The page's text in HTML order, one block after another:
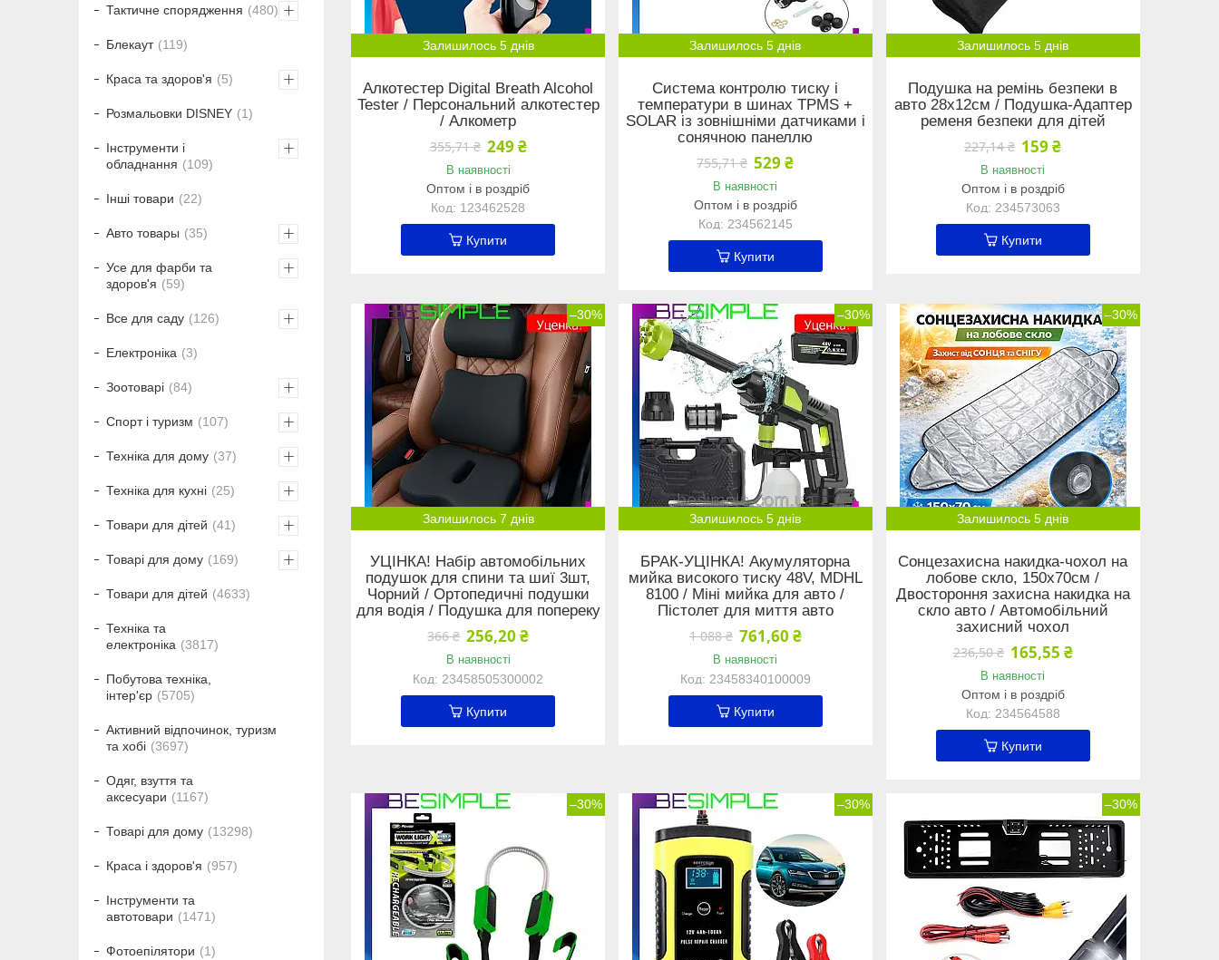
Залишилось 5 днів
Алкотестер Digital Breath Alcohol
Tester / Персональний алкотестер
/ Алкометр
355,71 ₴ 249 ₴
В наявності
Оптом і в роздріб
123462528
Купити
Залишилось 5 днів
Система контролю тиску і
температури в шинах TPMS +
SOLAR із зовнішніми датчиками і
сонячною панеллю
755,71 ₴ 529 ₴
В наявності
Оптом і в роздріб
234562145
Купити
Залишилось 5 днів
Подушка на ремінь безпеки в
авто 28х12см / Подушка-Адаптер
ременя безпеки для дітей
227,14 ₴ 159 ₴
В наявності
Оптом і в роздріб
234573063
Купити
–30%
Залишилось 7 днів
УЦІНКА! Набір автомобільних
подушок для спини та шиї 3шт,
Чорний / Ортопедичні подушки
для водія / Подушка для попереку
366 ₴ 256,20 ₴
В наявності
23458505300002
Купити
–30%
Залишилось 5 днів
БРАК-УЦІНКА! Акумуляторна
мийка високого тиску 48V, MDHL
8100 / Міні мийка для авто /
Пістолет для миття авто
1 088 ₴ 761,60 ₴
В наявності
23458340100009
Купити
–30%
Залишилось 5 днів
Сонцезахисна накидка-чохол на
лобове скло, 150х70см /
Двостороння захисна накидка на
скло авто / Автомобільний
захисний чохол
236,50 ₴ 165,55 ₴
В наявності
Оптом і в роздріб
234564588
Купити
–30% –30% –30%
Тактичне спорядження 480
Блекаут 119
Краса та здоров'я 5
Розмальовки DISNEY 1
Інструменти і
обладнання
109
Інші товари 22
Авто товары 35
Усе для фарби та
здоров'я
59
Все для саду 126
Електроніка 3
Зоотоварі 84
Спорт і туризм 107
Техніка для дому 37
Техніка для кухні 25
Товари для дітей 41
Товарі для дому 169
Товари для дітей 4633
Техніка та
електроніка
3817
Побутова техніка,
інтер'єр
5705
Активний відпочинок, туризм
та хобі
3697
Одяг, взуття та
аксесуари
1167
Товарі для дому 13298
Краса і здоров'я 957
Інструменти та
автотовари
1471
Фотоепілятори 1